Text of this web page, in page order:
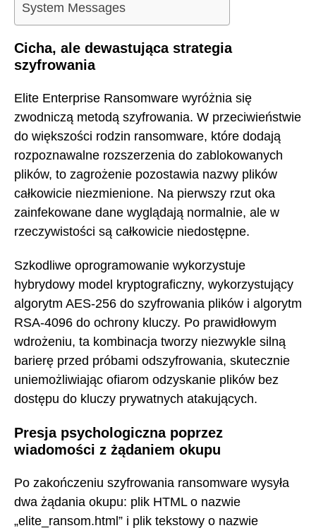
System Messages
Cicha, ale dewastująca strategia
szyfrowania
Elite Enterprise Ransomware wyróżnia się
zwodniczą metodą szyfrowania. W przeciwieństwie
do większości rodzin ransomware, które dodają
rozpoznawalne rozszerzenia do zablokowanych
plików, to zagrożenie pozostawia nazwy plików
całkowicie niezmienione. Na pierwszy rzut oka
zainfekowane dane wyglądają normalnie, ale w
rzeczywistości są całkowicie niedostępne.
Szkodliwe oprogramowanie wykorzystuje
hybrydowy model kryptograficzny, wykorzystujący
algorytm AES-256 do szyfrowania plików i algorytm
RSA-4096 do ochrony kluczy. Po prawidłowym
wdrożeniu, ta kombinacja tworzy niezwykle silną
barierę przed próbami odszyfrowania, skutecznie
uniemożliwiając ofiarom odzyskanie plików bez
dostępu do kluczy prywatnych atakujących.
Presja psychologiczna poprzez
wiadomości z żądaniem okupu
Po zakończeniu szyfrowania ransomware wysyła
dwa żądania okupu: plik HTML o nazwie
„elite_ransom.html” i plik tekstowy o nazwie